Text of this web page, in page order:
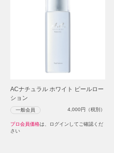
ACナチュラル ホワイト ピールロー
ション
一般会員 4,000円（税別）
プロ会員価格は、ログインしてご確認くだ
さい